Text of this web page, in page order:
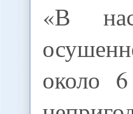
«В
около